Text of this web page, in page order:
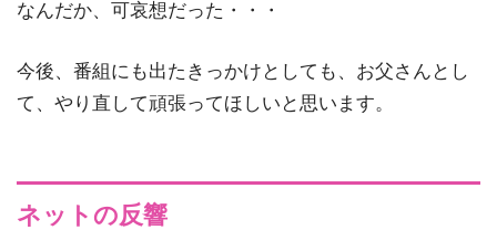
なんだか、可哀想だった・・・
今後、番組にも出たきっかけとしても、お父さんとし
て、やり直して頑張ってほしいと思います。
ネットの反響